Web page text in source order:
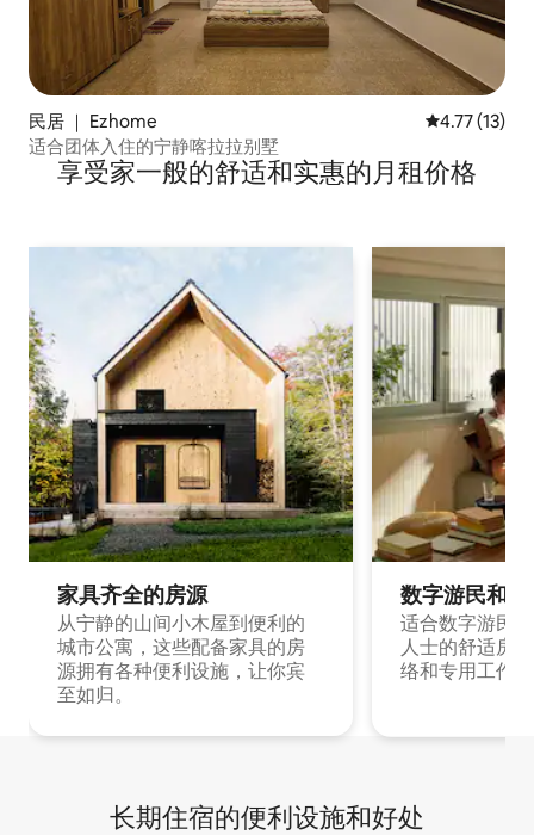
民居 ｜ Ezhome 平均评分
4.77 (13)
适合团体入住的宁静喀拉拉别墅
享受家一般的舒适和实惠的月租价格
家具齐全的房源
从宁静的山间小木屋到便利的
城市公寓，这些配备家具的房
源拥有各种便利设施，让你宾
至如归。
数字游民和
适合数字游民
人士的舒适房
络和专用工作
长期住宿的便利设施和好处